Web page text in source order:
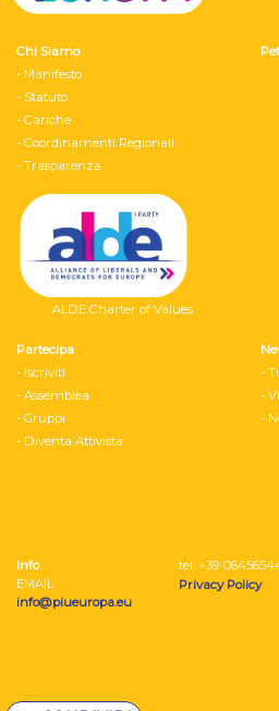
Chi Siamo
- Manifesto
- Statuto
- Cariche
- Coordinamenti Regionali
- Trasparenza
ALDE Charter of Values
Partecipa
- Iscriviti
- Assemblea
- Gruppi
- Diventa Attivista
-
-
-
Info
EMAIL
info@piueuropa.eu
tel: ‭+39
Privacy Policy